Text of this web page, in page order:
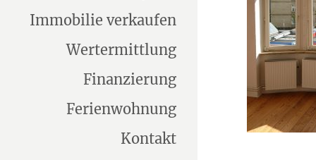
Immobilie verkaufen
Wertermittlung
Finanzierung
Ferienwohnung
Kontakt